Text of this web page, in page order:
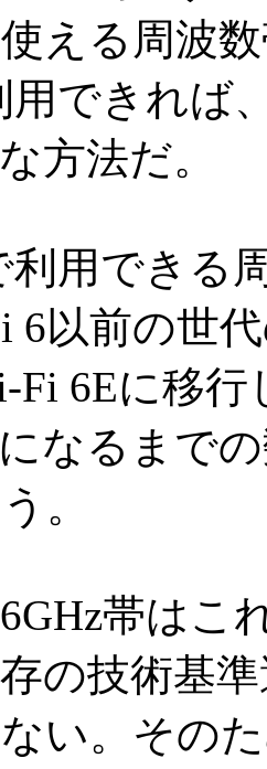
える周波
用できれば
方法だ。
用できる
6以前の世
Fi 6Eに移
なるまで
。
帯はこ
の技術基
い。その